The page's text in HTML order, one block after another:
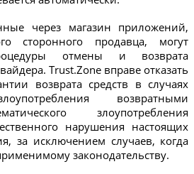
через магазин приложений,
сторонного продавца, могут
отмены и возврата
Trust.Zone вправе отказать
возврата средств в случаях
возвратными
злоупотребления
нарушения настоящих
за исключением случаев, когда
законодательству.